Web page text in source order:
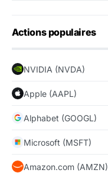
Actions populaires
NVIDIA (NVDA)
Apple (AAPL)
Alphabet (GOOGL)
Microsoft (MSFT)
Amazon.com (AMZN)